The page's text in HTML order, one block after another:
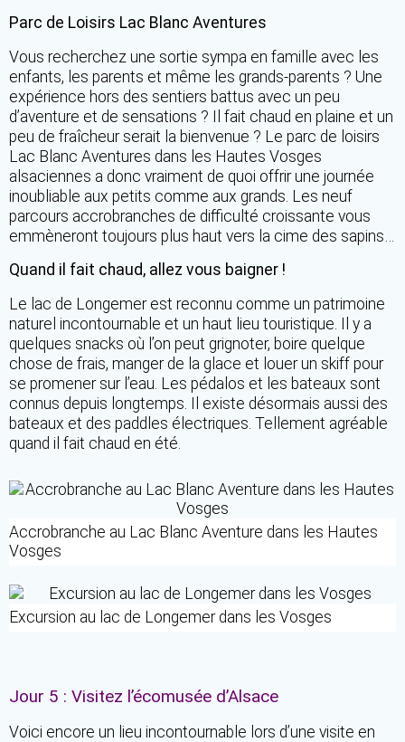
Parc de Loisirs Lac Blanc Aventures
Vous recherchez une sortie sympa en famille avec les
enfants, les parents et même les grands-parents ? Une
expérience hors des sentiers battus avec un peu
d’aventure et de sensations ? Il fait chaud en plaine et un
peu de fraîcheur serait la bienvenue ? Le parc de loisirs
Lac Blanc Aventures dans les Hautes Vosges
alsaciennes a donc vraiment de quoi offrir une journée
inoubliable aux petits comme aux grands. Les neuf
parcours accrobranches de difficulté croissante vous
emmèneront toujours plus haut vers la cime des sapins…
Quand il fait chaud, allez vous baigner !
Le lac de Longemer est reconnu comme un patrimoine
naturel incontournable et un haut lieu touristique. Il y a
quelques snacks où l’on peut grignoter, boire quelque
chose de frais, manger de la glace et louer un skiff pour
se promener sur l’eau. Les pédalos et les bateaux sont
connus depuis longtemps. Il existe désormais aussi des
bateaux et des paddles électriques. Tellement agréable
quand il fait chaud en été.
Accrobranche au Lac Blanc Aventure dans les Hautes
Vosges
Excursion au lac de Longemer dans les Vosges
Jour 5 : Visitez l’écomusée d’Alsace
Voici encore un lieu incontournable lors d’une visite en